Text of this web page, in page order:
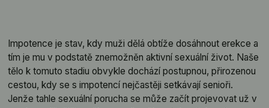
Impotence je stav, kdy muži dělá obtíže dosáhnout erekce a
tím je mu v podstatě znemožněn aktivní sexuální život. Naše
tělo k tomuto stadiu obvykle dochází postupnou, přirozenou
cestou, kdy se s impotencí nejčastěji setkávají senioři.
Jenže tahle sexuální porucha se může začít projevovat už v